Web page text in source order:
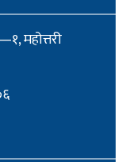
महोत्तरी